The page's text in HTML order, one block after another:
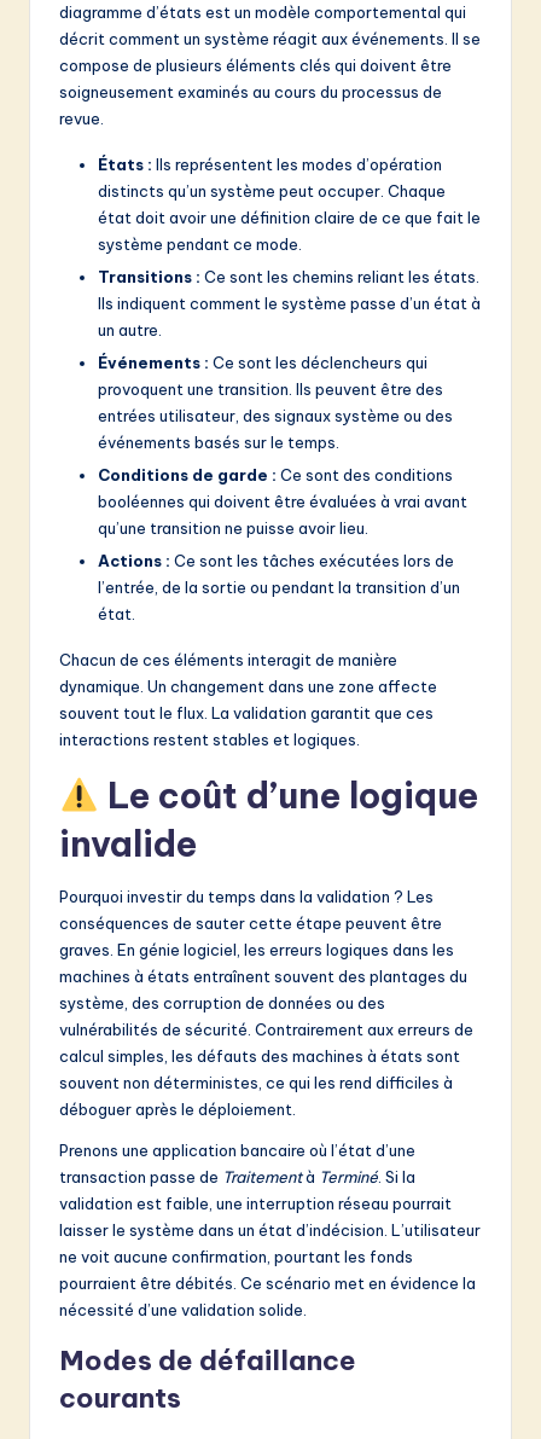
ti
o
diagramme d’états est un modèle comportemental qui
décrit comment un système réagit aux événements. Il se
compose de plusieurs éléments clés qui doivent être
soigneusement examinés au cours du processus de
revue.
États : Ils représentent les modes d’opération
distincts qu’un système peut occuper. Chaque
état doit avoir une définition claire de ce que fait le
système pendant ce mode.
Transitions : Ce sont les chemins reliant les états.
Ils indiquent comment le système passe d’un état à
un autre.
Événements : Ce sont les déclencheurs qui
provoquent une transition. Ils peuvent être des
entrées utilisateur, des signaux système ou des
événements basés sur le temps.
Conditions de garde : Ce sont des conditions
booléennes qui doivent être évaluées à vrai avant
qu’une transition ne puisse avoir lieu.
Actions : Ce sont les tâches exécutées lors de
l’entrée, de la sortie ou pendant la transition d’un
état.
Chacun de ces éléments interagit de manière
dynamique. Un changement dans une zone affecte
souvent tout le flux. La validation garantit que ces
interactions restent stables et logiques.
Le coût d’une logique
invalide
Pourquoi investir du temps dans la validation ? Les
conséquences de sauter cette étape peuvent être
graves. En génie logiciel, les erreurs logiques dans les
machines à états entraînent souvent des plantages du
système, des corruption de données ou des
vulnérabilités de sécurité. Contrairement aux erreurs de
calcul simples, les défauts des machines à états sont
souvent non déterministes, ce qui les rend difficiles à
déboguer après le déploiement.
Prenons une application bancaire où l’état d’une
transaction passe de Traitementà Terminé. Si la
validation est faible, une interruption réseau pourrait
laisser le système dans un état d’indécision. L’utilisateur
ne voit aucune confirmation, pourtant les fonds
pourraient être débités. Ce scénario met en évidence la
nécessité d’une validation solide.
Modes de défaillance
courants